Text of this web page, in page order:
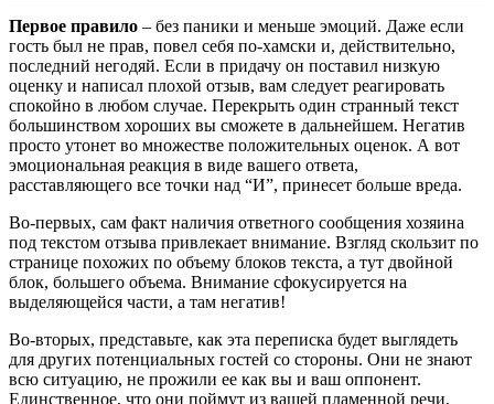
Первое правило – без паники и меньше эмоций. Даже если
гость был не прав, повел себя по-хамски и, действительно,
последний негодяй. Если в придачу он поставил низкую
оценку и написал плохой отзыв, вам следует реагировать
спокойно в любом случае. Перекрыть один странный текст
большинством хороших вы сможете в дальнейшем. Негатив
просто утонет во множестве положительных оценок. А вот
эмоциональная реакция в виде вашего ответа,
расставляющего все точки над “И”, принесет больше вреда.
Во-первых, сам факт наличия ответного сообщения хозяина
под текстом отзыва привлекает внимание. Взгляд скользит по
странице похожих по объему блоков текста, а тут двойной
блок, большего объема. Внимание сфокусируется на
выделяющейся части, а там негатив!
Во-вторых, представьте, как эта переписка будет выглядеть
для других потенциальных гостей со стороны. Они не знают
всю ситуацию, не прожили ее как вы и ваш оппонент.
Единственное, что они поймут из вашей пламенной речи,